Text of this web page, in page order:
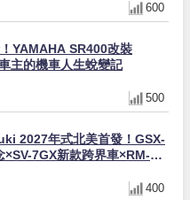
600
YAMAHA SR400改裝
主的機車人生蛻變記
500
2027年式北美首發！GSX-
×SV-7GX新款跨界車×RM-
400